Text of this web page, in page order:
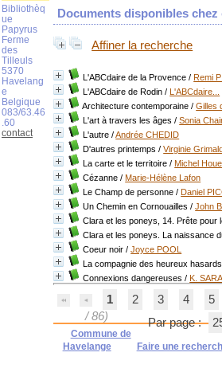
Documents disponibles chez
Affiner la recherche
L'ABCdaire de la Provence /Remi
L'ABCdaire de Rodin /L'ABCdaire...
Architecture contemporaine /Gilles
L'art à travers les âges /Sonia
L'autre /Andrée CHEDID
D'autres printemps /Virginie
La carte et le territoire /Michel
Cézanne /Marie-Hélène Lafon
Le Champ de personne /Daniel
Un Chemin en Cornouailles /John
Clara et les poneys, 14. Prête pour
Clara et les poneys. La naissance
Coeur noir /Joyce POOL
La compagnie des heureux hasards
Connexions dangereuses /K.
1 2 3 4 5
/ 86)
Par page :
Commune de
Havelange
Faire une
Bibliothèq
ue
Papyrus
Ferme
des
Tilleuls
5370
Havelang
e
Belgique
083/63.46
.60
contact